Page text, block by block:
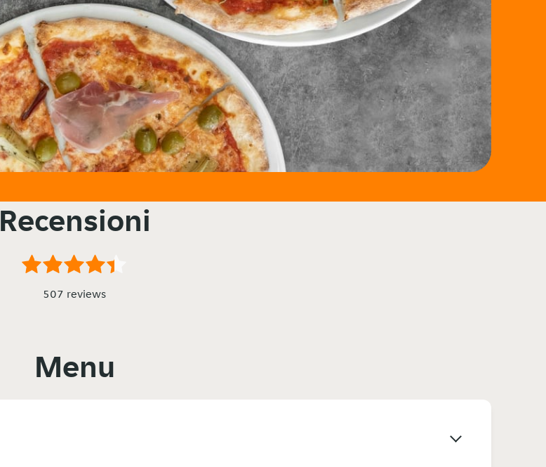
Recensioni
507 reviews
Menu